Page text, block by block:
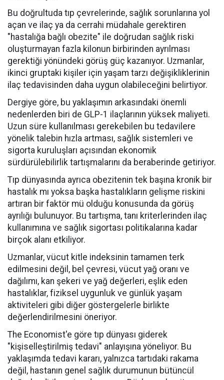
Bu doğrultuda tıp çevrelerinde, sağlık sorunlarına yol
açan ve ilaç ya da cerrahi müdahale gerektiren
"hastalığa bağlı obezite" ile doğrudan sağlık riski
oluşturmayan fazla kilonun birbirinden ayrılması
gerektiği yönündeki görüş güç kazanıyor. Uzmanlar,
ikinci gruptaki kişiler için yaşam tarzı değişikliklerinin
ilaç tedavisinden daha uygun olabileceğini belirtiyor.
Dergiye göre, bu yaklaşımın arkasındaki önemli
nedenlerden biri de GLP-1 ilaçlarının yüksek maliyeti.
Uzun süre kullanılması gerekebilen bu tedavilere
yönelik talebin hızla artması, sağlık sistemleri ve
sigorta kuruluşları açısından ekonomik
sürdürülebilirlik tartışmalarını da beraberinde getiriyor.
Tıp dünyasında ayrıca obezitenin tek başına kronik bir
hastalık mı yoksa başka hastalıkların gelişme riskini
artıran bir faktör mü olduğu konusunda da görüş
ayrılığı bulunuyor. Bu tartışma, tanı kriterlerinden ilaç
kullanımına ve sağlık sigortası politikalarına kadar
birçok alanı etkiliyor.
Uzmanlar, vücut kitle indeksinin tamamen terk
edilmesini değil, bel çevresi, vücut yağ oranı ve
dağılımı, kan şekeri ve yağ değerleri, eşlik eden
hastalıklar, fiziksel uygunluk ve günlük yaşam
aktiviteleri gibi diğer göstergelerle birlikte
değerlendirilmesini öneriyor.
The Economist'e göre tıp dünyası giderek
"kişiselleştirilmiş tedavi" anlayışına yöneliyor. Bu
yaklaşımda tedavi kararı, yalnızca tartıdaki rakama
değil, hastanın genel sağlık durumunun bütüncül